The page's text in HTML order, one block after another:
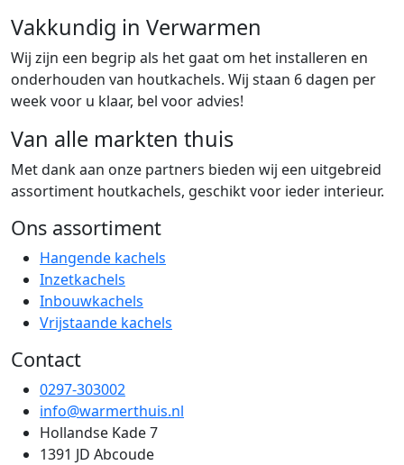
Vakkundig in Verwarmen
Wij zijn een begrip als het gaat om het installeren en
onderhouden van houtkachels. Wij staan 6 dagen per
week voor u klaar, bel voor advies!
Van alle markten thuis
Met dank aan onze partners bieden wij een uitgebreid
assortiment houtkachels, geschikt voor ieder interieur.
Ons assortiment
Hangende kachels
Inzetkachels
Inbouwkachels
Vrijstaande kachels
Contact
0297-303002
info@warmerthuis.nl
Hollandse Kade 7
1391 JD Abcoude